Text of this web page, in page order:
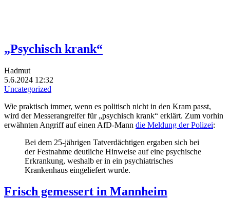
„Psychisch krank“
Hadmut
5.6.2024 12:32
Uncategorized
Wie praktisch immer, wenn es politisch nicht in den Kram passt,
wird der Messerangreifer für „psychisch krank“ erklärt. Zum vorhin
erwähnten Angriff auf einen AfD-Mann die Meldung der Polizei:
Bei dem 25-jährigen Tatverdächtigen ergaben sich bei
der Festnahme deutliche Hinweise auf eine psychische
Erkrankung, weshalb er in ein psychiatrisches
Krankenhaus eingeliefert wurde.
Frisch gemessert in Mannheim